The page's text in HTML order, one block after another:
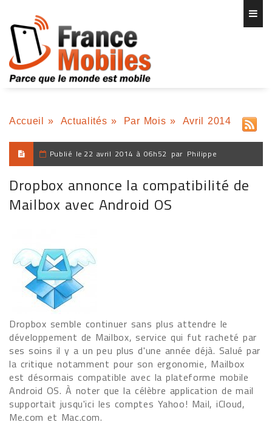
Accueil » Actualités » Par Mois » Avril 2014
Publié le 22 avril 2014 à 06h52 par Philippe
Dropbox annonce la compatibilité de
Mailbox avec Android OS
Dropbox semble continuer sans plus attendre le
développement de Mailbox, service qui fut racheté par
ses soins il y a un peu plus d'une année déjà. Salué par
la critique notamment pour son ergonomie, Mailbox
est désormais compatible avec la plateforme mobile
Android OS. À noter que la célèbre application de mail
supportait jusqu'ici les comptes Yahoo! Mail, iCloud,
Me.com et Mac.com.